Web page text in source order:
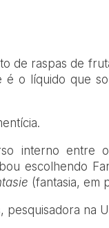
de raspas de
o líquido que
interno entre
escolhendo
(fantasia, em
na